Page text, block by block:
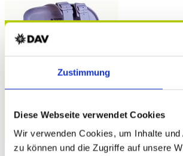
Zustimmung
Diese Webseite verwendet Cookies
Wir verwenden Cookies, um Inhalte
zu können und die Zugriffe auf unsere